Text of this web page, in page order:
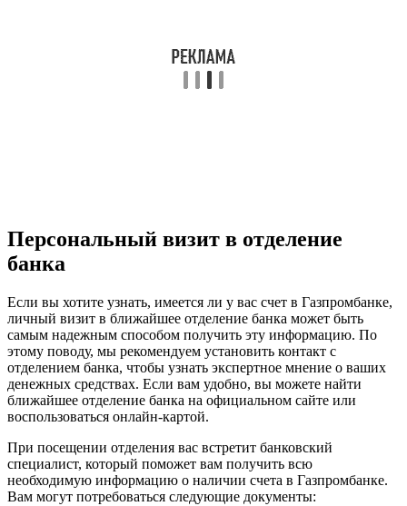
Персональный визит в отделение
банка
Если вы хотите узнать, имеется ли у вас счет в Газпромбанке,
личный визит в ближайшее отделение банка может быть
самым надежным способом получить эту информацию. По
этому поводу, мы рекомендуем установить контакт с
отделением банка, чтобы узнать экспертное мнение о ваших
денежных средствах. Если вам удобно, вы можете найти
ближайшее отделение банка на официальном сайте или
воспользоваться онлайн-картой.
При посещении отделения вас встретит банковский
специалист, который поможет вам получить всю
необходимую информацию о наличии счета в Газпромбанке.
Вам могут потребоваться следующие документы: